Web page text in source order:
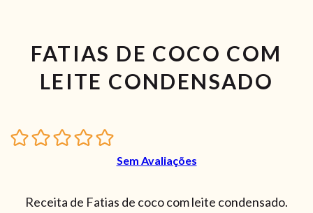
FATIAS DE COCO COM
LEITE CONDENSADO
Sem Avaliações
Receita de Fatias de coco com leite condensado.